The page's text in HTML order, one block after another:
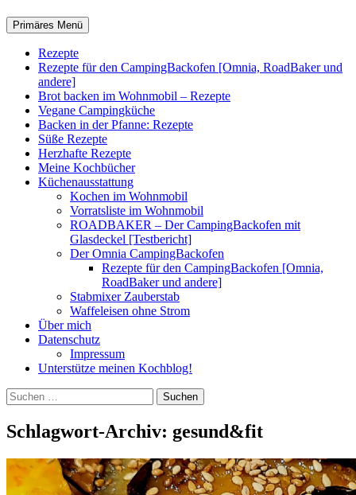
Suchen
Primäres Menü
Rezepte
Rezepte für den CampingBackofen [Omnia, RoadBaker und
andere]
Brot backen im Wohnmobil – Rezepte
Vegane Campingküche
Backen in der Pfanne: Rezepte
Süße Rezepte
Herzhafte Rezepte
Meine Kochbücher
Küchenausstattung
Kochen im Wohnmobil
Vorratsliste im Wohnmobil
ROADBAKER – Der CampingBackofen mit
Glasdeckel [Testbericht]
Der Omnia CampingBackofen
Rezepte für den CampingBackofen [Omnia,
RoadBaker und andere]
Stabmixer Zauberstab
Waffeleisen ohne Strom
Über mich
Datenschutz
Impressum
Unterstütze meinen Kochblog!
Suchen
nach:
Schlagwort-Archiv: gesund&fit